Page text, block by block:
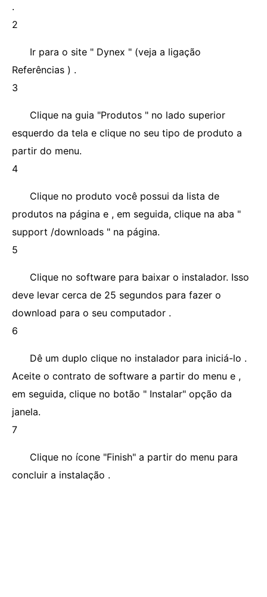
.
2
Ir para o site " Dynex " (veja a ligação
Referências ) .
3
Clique na guia "Produtos " no lado superior
esquerdo da tela e clique no seu tipo de produto a
partir do menu.
4
Clique no produto você possui da lista de
produtos na página e , em seguida, clique na aba "
support /downloads " na página.
5
Clique no software para baixar o instalador. Isso
deve levar cerca de 25 segundos para fazer o
download para o seu computador .
6
Dê um duplo clique no instalador para iniciá-lo .
Aceite o contrato de software a partir do menu e ,
em seguida, clique no botão " Instalar" opção da
janela.
7
Clique no ícone "Finish" a partir do menu para
concluir a instalação .